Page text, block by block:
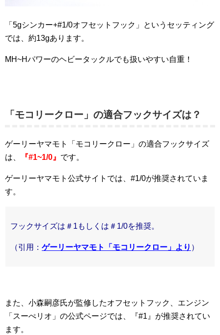
「5gシンカー+#1/0オフセットフック」というセッティング
では、約13gあります。
MH~Hパワーのヘビータックルでも扱いやすい自重！
「モコリークロー」の適合フックサイズは？
ゲーリーヤマモト「モコリークロー」の適合フックサイズ
は、
『#1~1/0』 です。
ゲーリーヤマモト公式サイトでは、#1/0が推奨されていま
す。
フックサイズは＃1もしくは＃1/0を推奨。
（引用： ゲーリーヤマモト「モコリークロー」より ）
また、小森嗣彦氏が監修したオフセットフック、エンジン
「スーぺリオ」の公式ページでは、『#1』が推奨されてい
ます。